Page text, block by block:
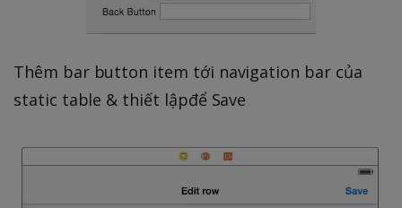
Thêm bar button item tới navigation bar của
static table & thiết lậpđể Save